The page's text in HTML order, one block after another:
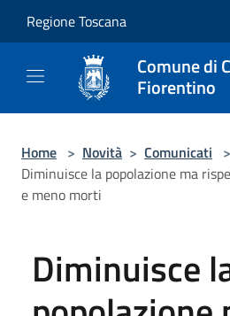
Regione Toscana
Comune di
Fiorentino
Home > Novità > Comunicati >
Diminuisce la popolazione ma
e meno morti
Diminuisce